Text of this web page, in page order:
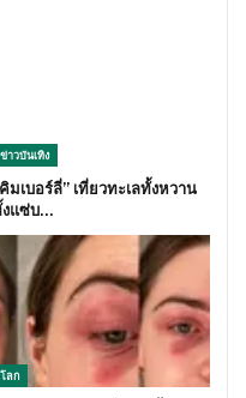
ข่าวบันเทิง
มเบอร์ลี่” เที่ยวทะเลทั้งหวาน
แซ่บ…
โลก